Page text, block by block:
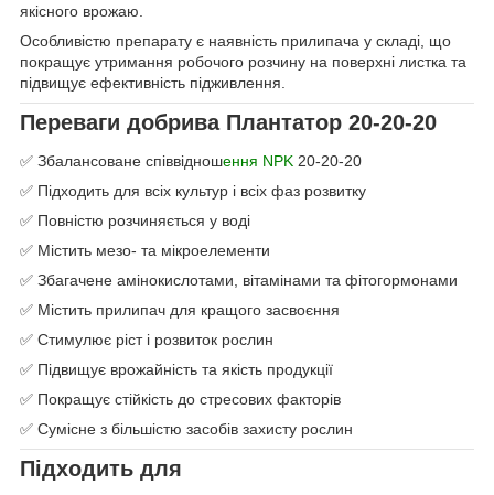
якісного врожаю.
Особливістю препарату є наявність прилипача у складі, що
покращує утримання робочого розчину на поверхні листка та
підвищує ефективність підживлення.
Переваги добрива Плантатор 20-20-20
✅ Збалансоване співвідношення NPK 20-20-20
✅ Підходить для всіх культур і всіх фаз розвитку
✅ Повністю розчиняється у воді
✅ Містить мезо- та мікроелементи
✅ Збагачене амінокислотами, вітамінами та фітогормонами
✅ Містить прилипач для кращого засвоєння
✅ Стимулює ріст і розвиток рослин
✅ Підвищує врожайність та якість продукції
✅ Покращує стійкість до стресових факторів
✅ Сумісне з більшістю засобів захисту рослин
Підходить для